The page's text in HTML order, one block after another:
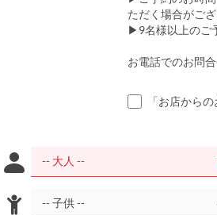
ただく場合がご
▶9名様以上のご
お電話でのお問
「お店から